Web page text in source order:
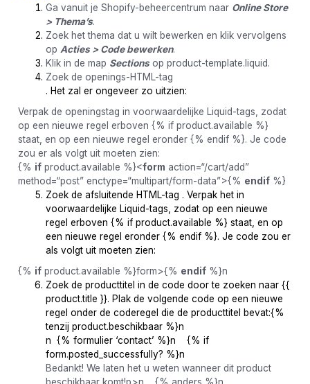
Ga vanuit je Shopify-beheercentrum naar Online Store
> Thema’s.
Zoek het thema dat u wilt bewerken en klik vervolgens
op Acties > Code bewerken.
Klik in de map Sectionsop product-template.liquid.
Zoek de openings-HTML-tag
. Het zal er ongeveer zo uitzien:
Verpak de openingstag in voorwaardelijke Liquid-tags, zodat
op een nieuwe regel erboven {% if product.available %}
staat, en op een nieuwe regel eronder {% endif %}. Je code
zou er als volgt uit moeten zien:
{% ifproduct.available %}<form action=“/cart/add”
method=“post” enctype=“multipart/form-data”>{% endif%}
Zoek de afsluitende HTML-tag . Verpak het in
voorwaardelijke Liquid-tags, zodat op een nieuwe
regel erboven {% if product.available %} staat, en op
een nieuwe regel eronder {% endif %}. Je code zou er
als volgt uit moeten zien:
{% ifproduct.available %}form>{% endif%}n
Zoek de producttitel in de code door te zoeken naar {{
product.title }}. Plak de volgende code op een nieuwe
regel onder de coderegel die de producttitel bevat:{%
tenzij product.beschikbaar %}n
n {% formulier ‘contact’ %}n {% if
form.posted_successfully? %}n
Bedankt! We laten het u weten wanneer dit product